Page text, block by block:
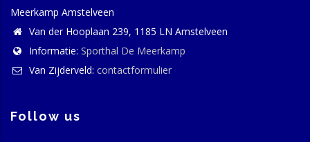
Meerkamp Amstelveen
Van der Hooplaan 239, 1185 LN Amstelveen
Informatie: Sporthal De Meerkamp
Van Zijderveld: contactformulier
Follow us